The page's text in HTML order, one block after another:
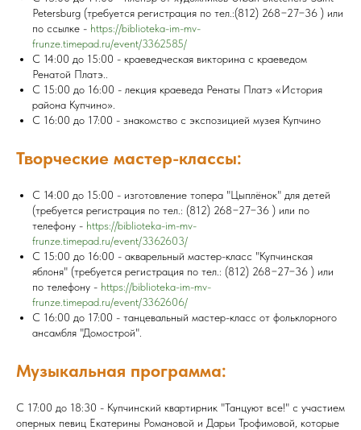
Petersburg (требуется регистрация по тел.:(812) 268−27−36 ) или
по ссылке - https://biblioteka-im-mv-
frunze.timepad.ru/event/3362585/
С 14:00 до 15:00 - краеведческая викторина с краеведом
Ренатой Платэ..
С 15:00 до 16:00 - лекция краеведа Ренаты Платэ «История
района Купчино».
С 16:00 до 17:00 - знакомство с экспозицией музея Купчино
Творческие мастер-классы:
С 14:00 до 15:00 - изготовление топера "Цыплёнок" для детей
(требуется регистрация по тел.: (812) 268−27−36 ) или по
телефону - https://biblioteka-im-mv-
frunze.timepad.ru/event/3362603/
С 15:00 до 16:00 - акварельный мастер-класс "Купчинская
яблоня" (требуется регистрация по тел.: (812) 268−27−36 ) или
по телефону - https://biblioteka-im-mv-
frunze.timepad.ru/event/3362606/
С 16:00 до 17:00 - танцевальный мастер-класс от фольклорного
ансамбля "Домострой".
Музыкальная программа:
С 17:00 до 18:30 - Купчинский квартирник "Танцуют все!" с участием
оперных певиц Екатерины Романовой и Дарьи Трофимовой, которые